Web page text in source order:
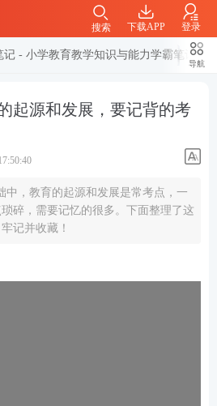
下载APP 登录
搜索
记 - 小学教育教学知识与能力学霸笔记
导航
起源和发展，要记背的考
中，教育的起源和发展是常考点，一
碎，需要记忆的很多。下面整理了这
记并收藏！